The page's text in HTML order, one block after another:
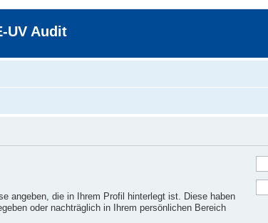
UV Audit
angeben, die in Ihrem Profil hinterlegt ist. Diese haben
oder nachträglich in Ihrem persönlichen Bereich